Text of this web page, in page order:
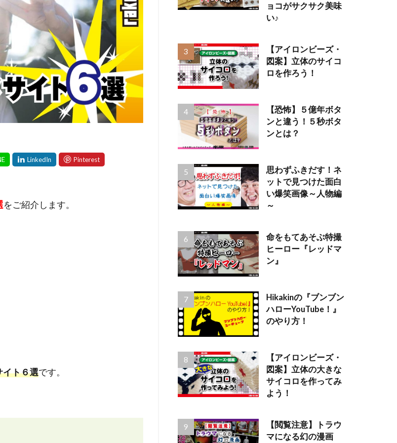
をご紹介します。
イト６選です。
ョコがサクサク美味
い♪
【アイロンビーズ・
図案】立体のサイコ
ロを作ろう！
【恐怖】５億年ボタ
ンと違う！５秒ボタ
ンとは？
思わずふきだす！ネ
ットで見つけた面白
い爆笑画像～人物編
～
命をもてあそぶ特撮
ヒーロー『レッドマ
ン』
Hikakinの『ブンブン
ハローYouTube！』
のやり方！
【アイロンビーズ・
図案】立体の大きな
サイコロを作ってみ
よう！
【閲覧注意】トラウ
マになる幻の漫画